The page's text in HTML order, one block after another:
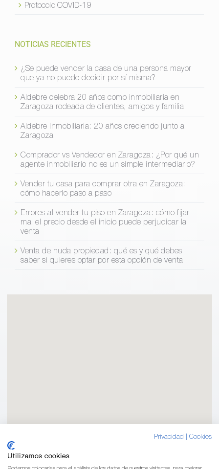
Protocolo COVID-19
NOTICIAS RECIENTES
¿Se puede vender la casa de una persona mayor
que ya no puede decidir por sí misma?
Aldebre celebra 20 años como inmobiliaria en
Zaragoza rodeada de clientes, amigos y familia
Aldebre Inmobiliaria: 20 años creciendo junto a
Zaragoza
Comprador vs Vendedor en Zaragoza: ¿Por qué un
agente inmobiliario no es un simple intermediario?
Vender tu casa para comprar otra en Zaragoza:
cómo hacerlo paso a paso
Errores al vender tu piso en Zaragoza: cómo fijar
mal el precio desde el inicio puede perjudicar la
venta
Venta de nuda propiedad: qué es y qué debes
saber si quieres optar por esta opción de venta
Privacidad | Cookies
Utilizamos cookies